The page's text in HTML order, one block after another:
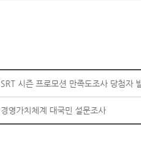
SRT 시즌 프로모션 만족도조사 당첨자
경영가치체계 대국민 설문조사